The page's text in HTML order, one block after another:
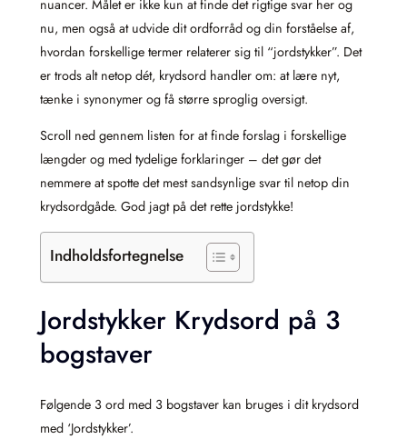
nuancer. Målet er ikke kun at finde det rigtige svar her og
nu, men også at udvide dit ordforråd og din forståelse af,
hvordan forskellige termer relaterer sig til “jordstykker”. Det
er trods alt netop dét, krydsord handler om: at lære nyt,
tænke i synonymer og få større sproglig oversigt.
Scroll ned gennem listen for at finde forslag i forskellige
længder og med tydelige forklaringer – det gør det
nemmere at spotte det mest sandsynlige svar til netop din
krydsordgåde. God jagt på det rette jordstykke!
Indholdsfortegnelse
Jordstykker Krydsord på 3
bogstaver
Følgende 3 ord med 3 bogstaver kan bruges i dit krydsord
med ‘Jordstykker’.